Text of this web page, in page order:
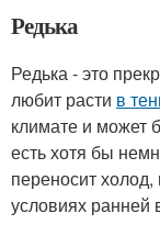
Редька
Редька - это
любит расти в
климате и может
есть хотя бы
переносит
условиях ранней